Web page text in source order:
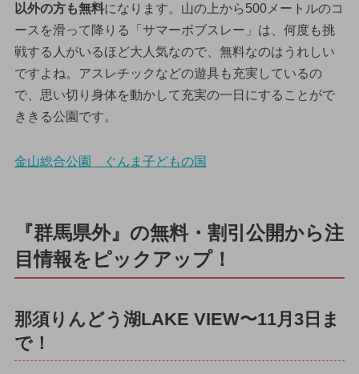
以外の方も無料になります。山の上から500メートルのコ
ースを滑って降りる「サマーボブスレー」は、何度も挑
戦する人がいるほど大人気なので、無料なのはうれしい
ですよね。アスレチックなどの遊具も充実しているの
で、思い切り身体を動かして充実の一日にすることがで
ききる公園です。
金山総合公園 ぐんま子どもの国
『群馬県外』の無料・割引公開から注
目情報をピックアップ！
那須りんどう湖LAKE VIEW〜11月3日ま
で！